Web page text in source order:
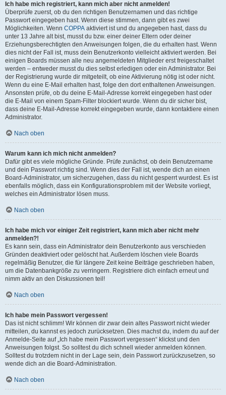
Ich habe mich registriert, kann mich aber nicht anmelden!
Überprüfe zuerst, ob du den richtigen Benutzernamen und das richtige
Passwort eingegeben hast. Wenn diese stimmen, dann gibt es zwei
Möglichkeiten. Wenn COPPA aktiviert ist und du angegeben hast, dass du
unter 13 Jahre alt bist, musst du bzw. einer deiner Eltern oder deiner
Erziehungsberechtigten den Anweisungen folgen, die du erhalten hast. Wenn
dies nicht der Fall ist, muss dein Benutzerkonto vielleicht aktiviert werden. Bei
einigen Boards müssen alle neu angemeldeten Mitglieder erst freigeschaltet
werden – entweder musst du dies selbst erledigen oder ein Administrator. Bei
der Registrierung wurde dir mitgeteilt, ob eine Aktivierung nötig ist oder nicht.
Wenn du eine E-Mail erhalten hast, folge den dort enthaltenen Anweisungen.
Ansonsten prüfe, ob du deine E-Mail-Adresse korrekt eingegeben hast oder
die E-Mail von einem Spam-Filter blockiert wurde. Wenn du dir sicher bist,
dass deine E-Mail-Adresse korrekt eingegeben wurde, dann kontaktiere einen
Administrator.
Nach oben
Warum kann ich mich nicht anmelden?
Dafür gibt es viele mögliche Gründe. Prüfe zunächst, ob dein Benutzername
und dein Passwort richtig sind. Wenn dies der Fall ist, wende dich an einen
Board-Administrator, um sicherzugehen, dass du nicht gesperrt wurdest. Es ist
ebenfalls möglich, dass ein Konfigurationsproblem mit der Website vorliegt,
welches ein Administrator lösen muss.
Nach oben
Ich habe mich vor einiger Zeit registriert, kann mich aber nicht mehr
anmelden?!
Es kann sein, dass ein Administrator dein Benutzerkonto aus verschieden
Gründen deaktiviert oder gelöscht hat. Außerdem löschen viele Boards
regelmäßig Benutzer, die für längere Zeit keine Beiträge geschrieben haben,
um die Datenbankgröße zu verringern. Registriere dich einfach erneut und
nimm aktiv an den Diskussionen teil!
Nach oben
Ich habe mein Passwort vergessen!
Das ist nicht schlimm! Wir können dir zwar dein altes Passwort nicht wieder
mitteilen, du kannst es jedoch zurücksetzen. Dies machst du, indem du auf der
Anmelde-Seite auf „Ich habe mein Passwort vergessen“ klickst und den
Anweisungen folgst. So solltest du dich schnell wieder anmelden können.
Solltest du trotzdem nicht in der Lage sein, dein Passwort zurückzusetzen, so
wende dich an die Board-Administration.
Nach oben